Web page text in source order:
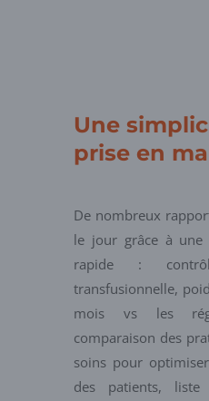
Une
prise en
De nombreux
le jour grâce à
rapide :
transfusionnelle,
mois vs les
comparaison des
soins pour
des patients,